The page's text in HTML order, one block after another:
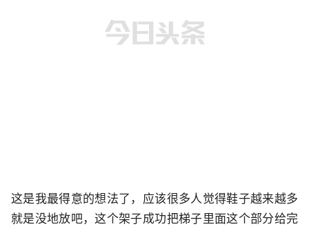
这是我最得意的想法了，应该很多人觉得鞋子越来越多
就是没地放吧，这个架子成功把梯子里面这个部分给完